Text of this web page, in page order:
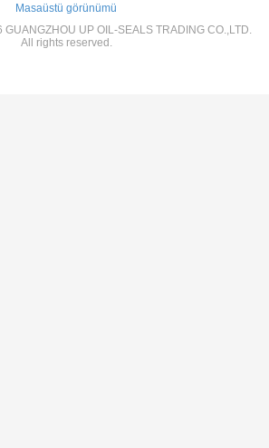
Masaüstü görünümü
UP OIL-SEALS TRADING CO.,LTD.
All rights reserved.